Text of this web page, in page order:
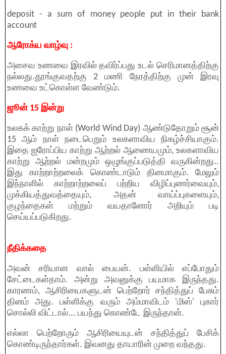
deposit - a sum of money people put in their bank
account
ஆரோக்ய வாழ்வு :
அசைவ உணவை இரவில் தவிர்ப்பது உடல் செரிமானத்திற்கு
நல்லது.தூங்குவதற்கு 2 மணி நேரத்திற்கு முன் இரவு
உணவை உட்கொள்ள வேண்டும்.
ஜூன் 15 இன்று
உலகக் காற்று நாள் (World Wind Day) ஆண்டுதோறும் சூன்
15 ஆம் நாள் நடைபெறும் உலகளாவிய நிகழ்ச்சியாகும்.
இதை ஐரோப்பிய காற்று ஆற்றல் ஆணையமும், உலகளாவிய
காற்று ஆற்றல் மன்றமும் ஒழுங்குப்படுத்தி வருகின்றது..
இது காற்றாற்றலைக் கொண்டாடும் தினமாகும். மேலும்
இந்நாளில் காற்றாற்றலைப் பற்றிய விழிப்புணர்வையும்,
முக்கியத்துவத்தையும், அதன் வாய்ப்புகளையும்,
குழந்தைகள் மற்றும் வயதானோர் அறியும் படி
செய்யப்படுகிறது.
நீதிக்கதை
அவன் சரியான வால் பையன். பள்ளியில் எப்போதும்
சேட்டைகள்தாம். அன்று அவனுக்கு பயமாக இருந்தது.
காரணம், ஆசிரியைகளுடன் பெற்றோர் சந்தித்துப் பேசும்
தினம் அது. பள்ளிக்கு வரும் அம்மாவிடம் 'மிஸ்' புகார்
சொல்லி விட்டால்... பயந்து கொண்டே இருந்தான்.
எல்லா பெற்றோரும் ஆசிரியையுடன் சந்தித்துப் பேசிக்
கொண்டிருந்தார்கள். இவனது தாயாரின் முறை வந்தது.